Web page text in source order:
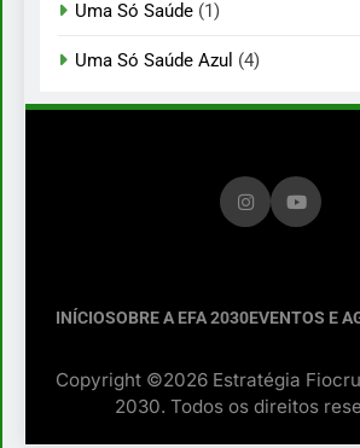
Uma Só Saúde (1)
Uma Só Saúde Azul (4)
INÍCIOSOBRE A EFA 2030EVENTOS E
Copyright ©2026 Estratégia
2030. Todos os direitos